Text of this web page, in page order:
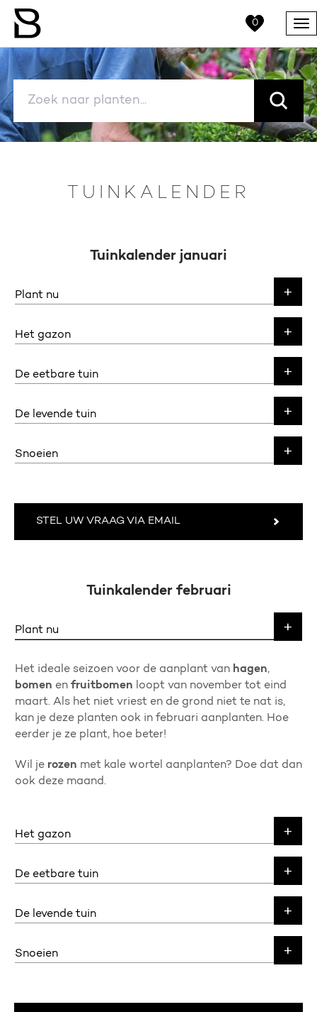
0
TUINKALENDER
Tuinkalender januari
Plant nu
Het gazon
De eetbare tuin
De levende tuin
Snoeien
STEL UW VRAAG VIA EMAIL
Tuinkalender februari
Plant nu
Het ideale seizoen voor de aanplant van hagen,
bomen en fruitbomen loopt van november tot eind
maart. Als het niet vriest en de grond niet te nat is,
kan je deze planten ook in februari aanplanten. Hoe
eerder je ze plant, hoe beter!
Wil je rozen met kale wortel aanplanten? Doe dat dan
ook deze maand.
Het gazon
De eetbare tuin
De levende tuin
Snoeien